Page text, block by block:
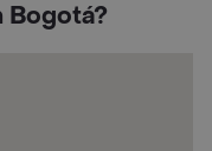
Bogotá?